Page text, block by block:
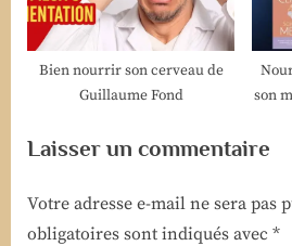
Bien nourrir son cerveau de
Guillaume Fond
son
Laisser un commentaire
Votre adresse e-mail ne sera pas
obligatoires sont indiqués avec *